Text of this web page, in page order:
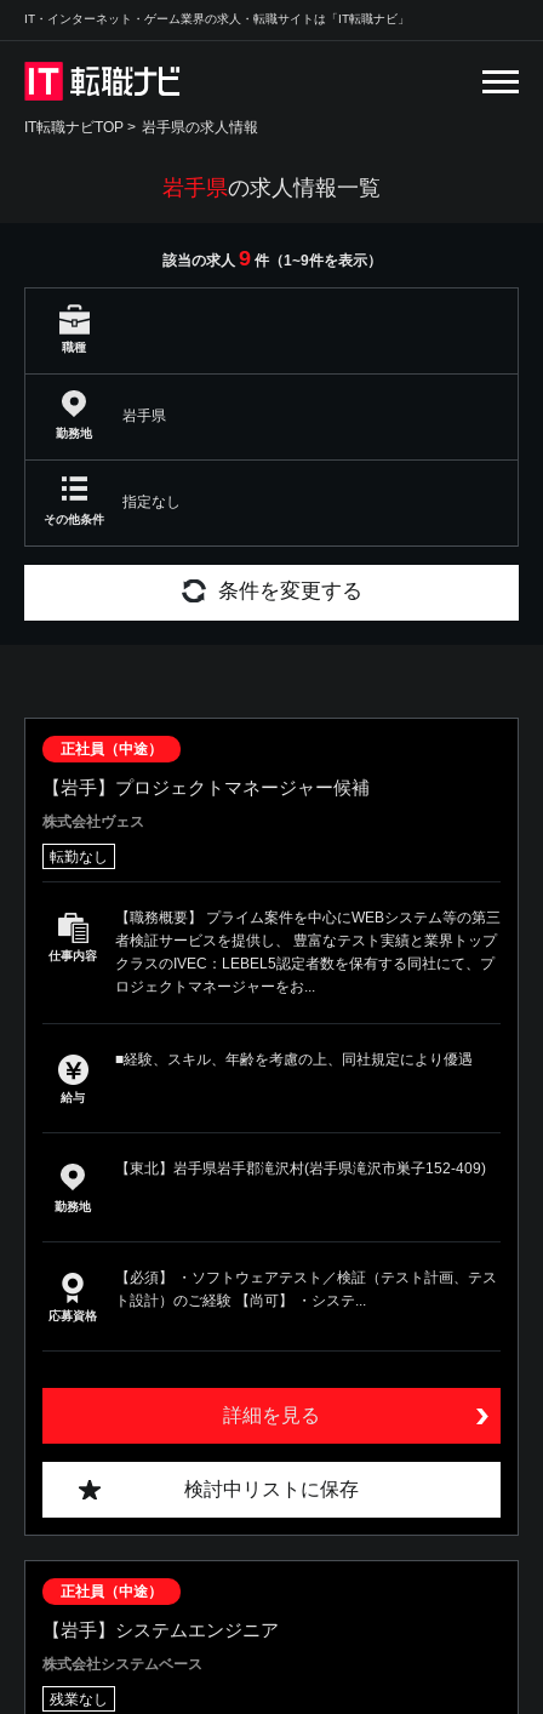
IT・インターネット・ゲーム業界の求人・転職サイトは「IT転職ナビ」
IT転職ナビTOP > 岩手県の求人情報
岩手県の求人情報一覧
該当の求人 9件（1~9件を表示）
職種
勤務地
岩手県
その他条件
指定なし
条件を変更する
正社員（中途）
【岩手】プロジェクトマネージャー候補
株式会社ヴェス
転勤なし
仕事内容
【職務概要】 プライム案件を中心にWEBシステム等の第三
者検証サービスを提供し、 豊富なテスト実績と業界トップ
クラスのIVEC：LEBEL5認定者数を保有する同社にて、プ
ロジェクトマネージャーをお...
給与
■経験、スキル、年齢を考慮の上、同社規定により優遇
勤務地
【東北】岩手県岩手郡滝沢村(岩手県滝沢市巣子152-409)
応募資格
【必須】 ・ソフトウェアテスト／検証（テスト計画、テス
ト設計）のご経験 【尚可】 ・システ...
詳細を見る
検討中リストに保存
正社員（中途）
【岩手】システムエンジニア
株式会社システムベース
残業なし